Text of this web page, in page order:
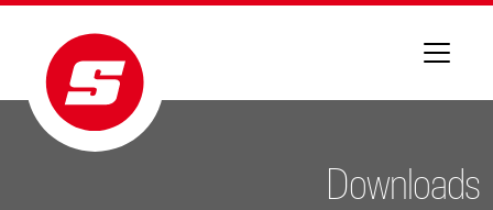
Downloads